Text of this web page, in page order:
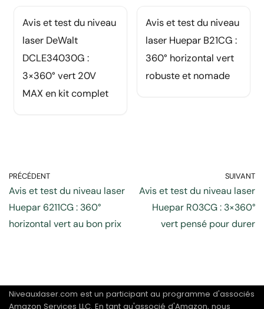
Avis et test du niveau
laser DeWalt
DCLE34030G :
3×360° vert 20V
MAX en kit complet
Avis et test du niveau
laser Huepar B21CG :
360° horizontal vert
robuste et nomade
PRÉCÉDENT
Avis et test du niveau laser
Huepar 6211CG : 360°
horizontal vert au bon prix
SUIVANT
Avis et test du niveau laser
Huepar R03CG : 3×360°
vert pensé pour durer
Niveauxlaser.com est un participant au programme d'associés
Amazon Services LLC. En tant qu'associé d'Amazon, nous